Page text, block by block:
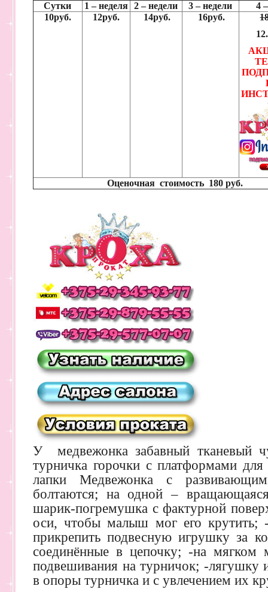
Сутки 1 – неделя 2 – недели 3 – недели
4
10руб.
12руб. 14руб. 16руб.
Оценочная стоимость 180 руб.
У медвежонка забавный тканевый
турничка горочки с платформами
лапки Медвежонка с
болтаются; на одной –
шарик-погремушка с фактурной
оси, чтобы малыш мог его
прикрепить подвесную игрушку за
соединённые в цепочку; -на мягком
подвешивания на турничок; -лягушку
в опоры турничка и с увлечением их